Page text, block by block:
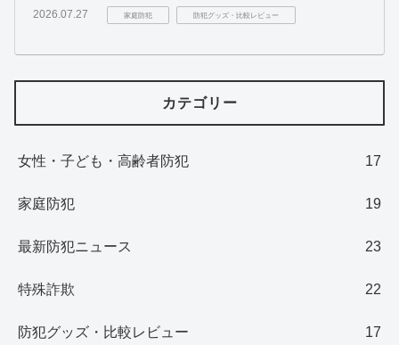
2026.07.27 家庭防犯 防犯グッズ・比較レビュー
カテゴリー
女性・子ども・高齢者防犯 17
家庭防犯 19
最新防犯ニュース 23
特殊詐欺 22
防犯グッズ・比較レビュー 17